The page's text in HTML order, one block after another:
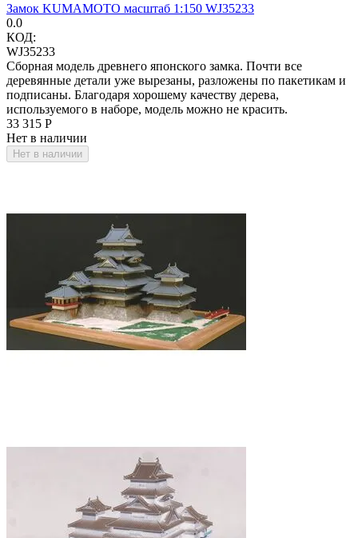
Замок KUMAMOTO масштаб 1:150 WJ35233
0.0
КОД:
WJ35233
Сборная модель древнего японского замка. Почти все
деревянные детали уже вырезаны, разложены по пакетикам и
подписаны. Благодаря хорошему качеству дерева,
используемого в наборе, модель можно не красить.
33 315 Р
Нет в наличии
Нет в наличии